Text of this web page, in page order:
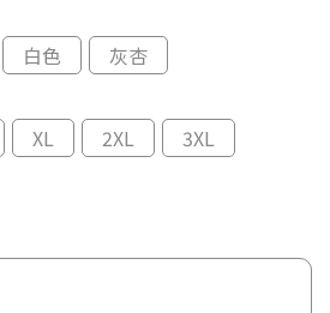
白色
灰杏
XL 2XL
3XL